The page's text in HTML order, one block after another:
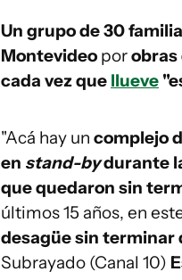
Un grupo de 30
Montevideo porobras
cada vez que llueve
"Acá hay un complejo
en stand-bydurante
que quedaron sin
últimos 15 años, en
desagüe sin terminar
Subrayado (Canal 10)